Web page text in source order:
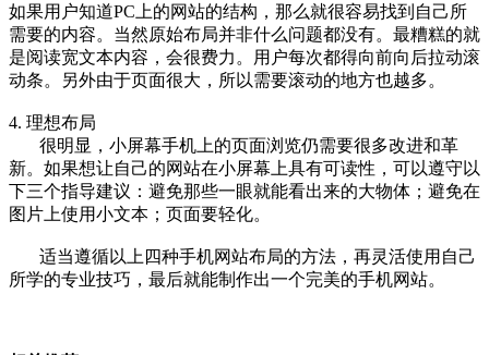
如果用户知道PC上的网站的结构，那么就很容易找到自己所
需要的内容。当然原始布局并非什么问题都没有。最糟糕的就
是阅读宽文本内容，会很费力。用户每次都得向前向后拉动滚
动条。另外由于页面很大，所以需要滚动的地方也越多。
4. 理想布局
很明显，小屏幕手机上的页面浏览仍需要很多改进和革
新。如果想让自己的网站在小屏幕上具有可读性，可以遵守以
下三个指导建议：避免那些一眼就能看出来的大物体；避免在
图片上使用小文本；页面要轻化。
适当遵循以上四种手机网站布局的方法，再灵活使用自己
所学的专业技巧，最后就能制作出一个完美的手机网站。